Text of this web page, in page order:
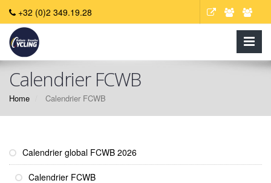
+32 (0)2 349.19.28
Calendrier FCWB
Home Calendrier FCWB
Calendrier global FCWB 2026
Calendrier FCWB